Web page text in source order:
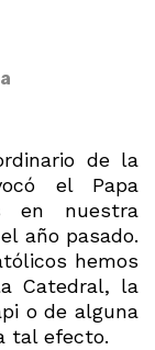
de la
el Papa
en nuestra
año pasado.
hemos
Catedral, la
o de alguna
tal efecto.